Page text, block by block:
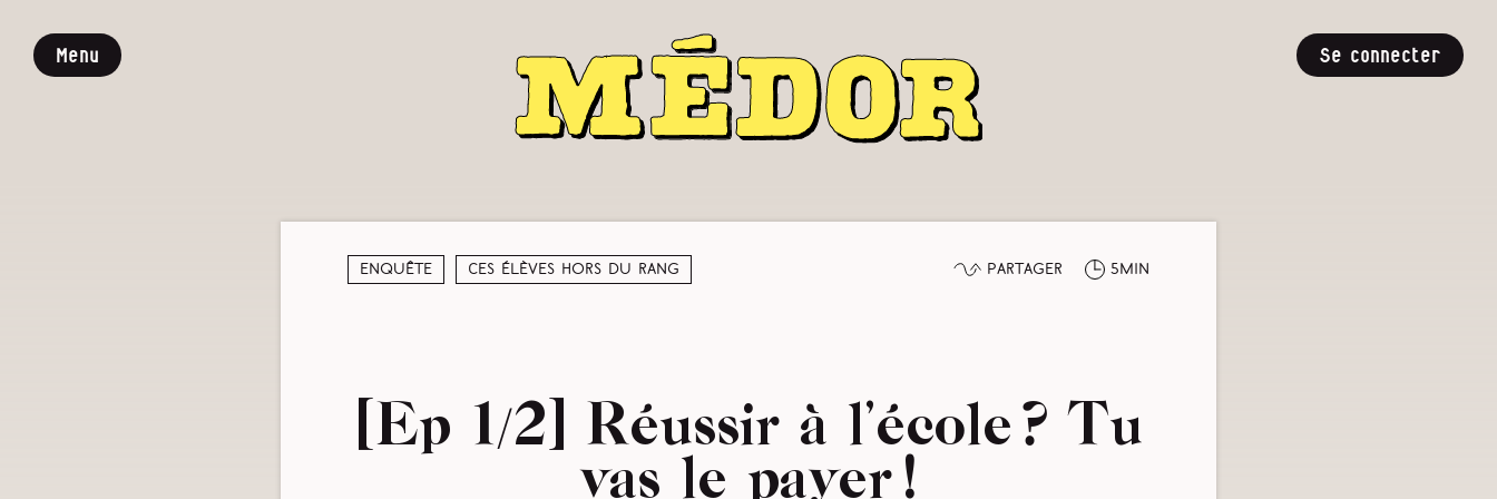
Menu Se connecter
Enquête Ces élèves hors du rang Partager 5min
[Ep 1/2] Réussir à l’école ? Tu
vas le payer !